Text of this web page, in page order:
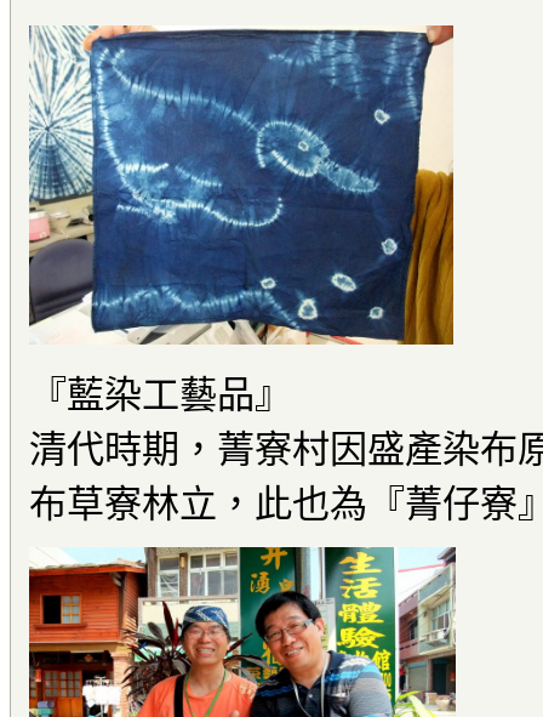
『藍染工藝品』
清代時期，菁寮村因盛產染布
布草寮林立，此也為『菁仔寮